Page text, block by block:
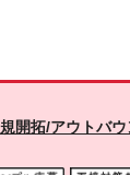
開拓/アウトバ